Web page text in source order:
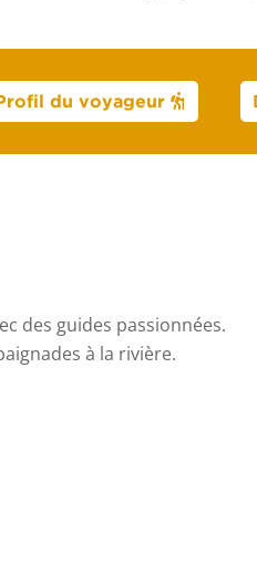
du voyageur
des guides passionnées.
à la rivière.